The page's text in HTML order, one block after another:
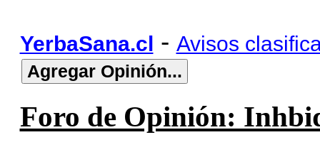
YerbaSana.cl - Avisos
Foro de Opinión: